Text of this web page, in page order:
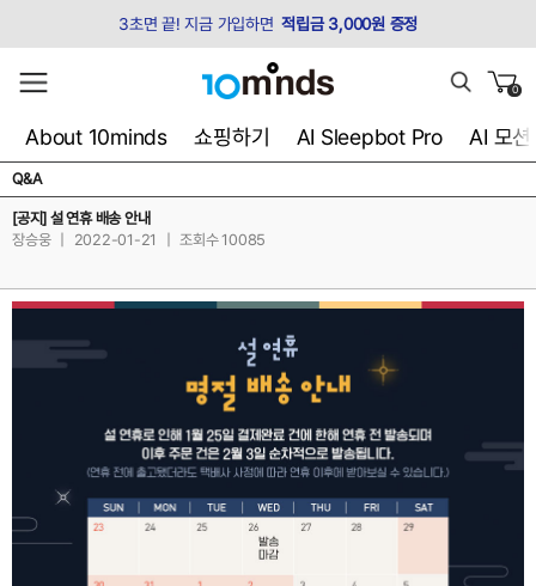
3초면 끝! 지금 가입하면 적립금 3,000원 증정
0
About 10minds 쇼핑하기 AI Sleepbot Pro AI 모션
Q&A
[공지] 설 연휴 배송 안내
장승웅
2022-01-21 조회수 10085